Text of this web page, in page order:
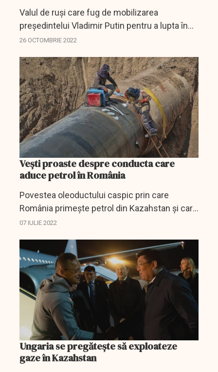
Valul de ruși care fug de mobilizarea
președintelui Vladimir Putin pentru a lupta în
Ucraina stârnește inflația în țările vecine și
supuse unei...
26 OCTOMBRIE 2022
Vești proaste despre conducta care
aduce petrol în România
Povestea oleoductului caspic prin care
România primește petrol din Kazahstan și care
acum a fost închis din ordinul Moscovei poate
sau ”să...
07 IULIE 2022
Ungaria se pregătește să exploateze
gaze în Kazahstan